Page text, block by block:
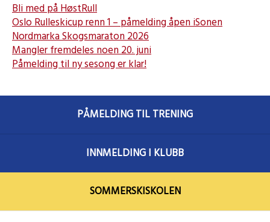
Bli med på HøstRull
Oslo Rulleskicup renn 1 – påmelding åpen iSonen
Nordmarka Skogsmaraton 2026
Mangler fremdeles noen 20. juni
Påmelding til ny sesong er klar!
PÅMELDING TIL TRENING
INNMELDING I KLUBB
SOMMERSKISKOLEN